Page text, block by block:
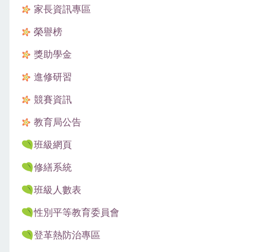
家長資訊專區
榮譽榜
獎助學金
進修研習
競賽資訊
教育局公告
班級網頁
修繕系統
班級人數表
性別平等教育委員會
登革熱防治專區